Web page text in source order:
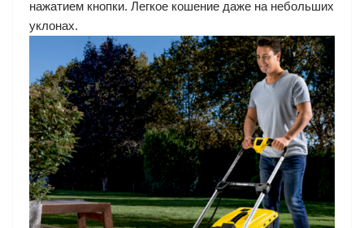
нажатием кнопки. Легкое кошение даже на небольших
уклонах.